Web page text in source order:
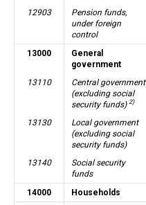
12903
Pension funds,
under foreign
control
13000
General
government
13110
Central government
(excluding social
security funds) 2)
13130
Local government
(excluding social
security funds)
13140
Social security
funds
14000 Households